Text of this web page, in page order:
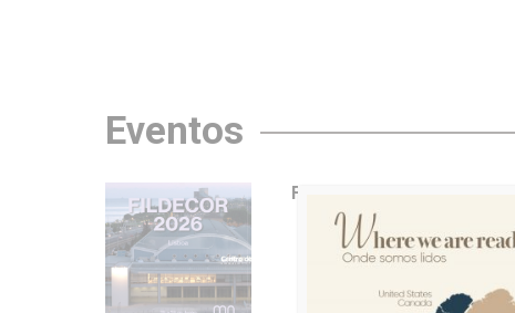
Eventos
FILDecor – de 25 a 28 de
junho em Lisboa